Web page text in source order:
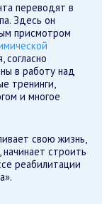
переводят в
Здесь он
присмотром
согласно
в работу над
тренинги,
и многое
свою жизнь,
строить
реабилитации